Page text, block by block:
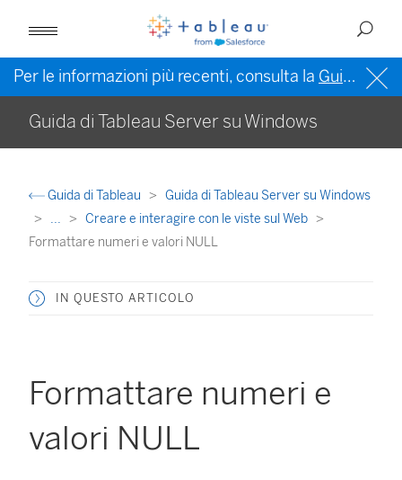
Per le informazioni più recenti, consulta la Guida di Tableau in inglese (Stati Uniti)
Guida di Tableau Server su Windows
Guida di Tableau
Guida di Tableau Server su Windows
...
Creare e interagire con le viste sul Web
Formattare numeri e valori NULL
IN QUESTO ARTICOLO
Formattare numeri e
valori NULL